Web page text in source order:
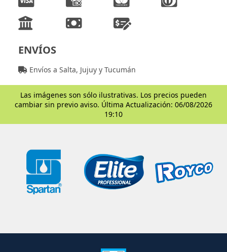
ENVÍOS
Envíos a Salta, Jujuy y Tucumán
Las imágenes son sólo ilustrativas. Los precios pueden
cambiar sin previo aviso. Última Actualización: 06/08/2026
19:10